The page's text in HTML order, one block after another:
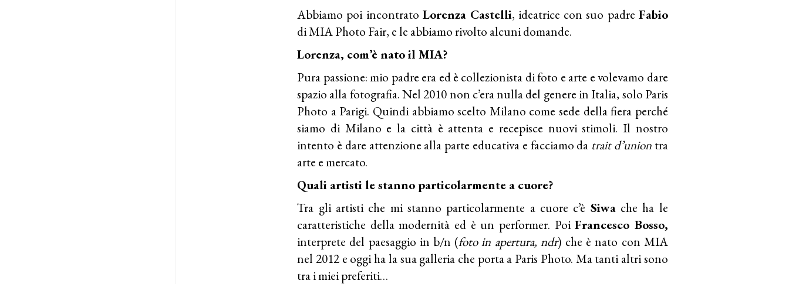
Abbiamo poi incontrato Lorenza Castelli, ideatrice con suo padre Fabio
di MIA Photo Fair, e le abbiamo rivolto alcuni domande.
Lorenza, com’è nato il MIA?
Pura passione: mio padre era ed è collezionista di foto e arte e volevamo dare
spazio alla fotografia. Nel 2010 non c’era nulla del genere in Italia, solo Paris
Photo a Parigi. Quindi abbiamo scelto Milano come sede della fiera perché
siamo di Milano e la città è attenta e recepisce nuovi stimoli. Il nostro
intento è dare attenzione alla parte educativa e facciamo da trait d’union tra
arte e mercato.
Quali artisti le stanno particolarmente a cuore?
Tra gli artisti che mi stanno particolarmente a cuore c’è Siwache ha le
caratteristiche della modernità ed è un performer. PoiFrancesco Bosso,
interprete del paesaggio in b/n (foto in apertura, ndr) che è nato con MIA
nel 2012 e oggi ha la sua galleria che porta a Paris Photo. Ma tanti altri sono
tra i miei preferiti…